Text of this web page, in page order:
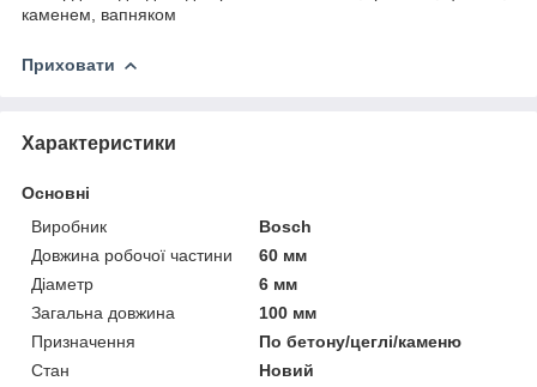
каменем, вапняком
Приховати
Характеристики
Основні
Виробник
Bosch
Довжина робочої частини
60 мм
Діаметр
6 мм
Загальна довжина
100 мм
Призначення
По бетону/цеглі/каменю
Стан
Новий